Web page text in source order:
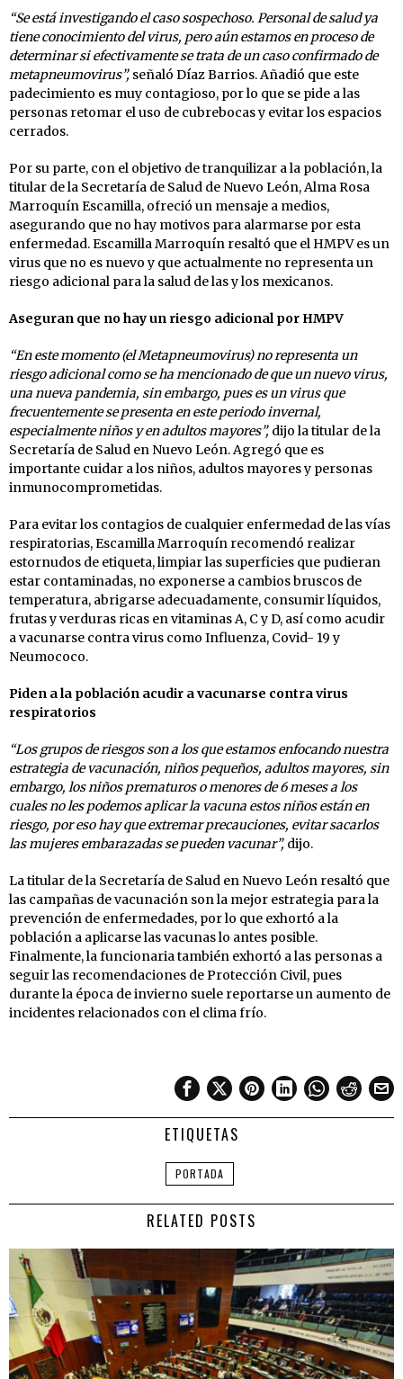
“Se está investigando el caso sospechoso. Personal de salud ya
tiene conocimiento del virus, pero aún estamos en proceso de
determinar si efectivamente se trata de un caso confirmado de
metapneumovirus”, señaló Díaz Barrios. Añadió que este
padecimiento es muy contagioso, por lo que se pide a las
personas retomar el uso de cubrebocas y evitar los espacios
cerrados.
Por su parte, con el objetivo de tranquilizar a la población, la
titular de la Secretaría de Salud de Nuevo León, Alma Rosa
Marroquín Escamilla, ofreció un mensaje a medios,
asegurando que no hay motivos para alarmarse por esta
enfermedad. Escamilla Marroquín resaltó que el HMPV es un
virus que no es nuevo y que actualmente no representa un
riesgo adicional para la salud de las y los mexicanos.
Aseguran que no hay un riesgo adicional por HMPV
“En este momento (el Metapneumovirus) no representa un
riesgo adicional como se ha mencionado de que un nuevo virus,
una nueva pandemia, sin embargo, pues es un virus que
frecuentemente se presenta en este periodo invernal,
especialmente niños y en adultos mayores”, dijo la titular de la
Secretaría de Salud en Nuevo León. Agregó que es
importante cuidar a los niños, adultos mayores y personas
inmunocomprometidas.
Para evitar los contagios de cualquier enfermedad de las vías
respiratorias, Escamilla Marroquín recomendó realizar
estornudos de etiqueta, limpiar las superficies que pudieran
estar contaminadas, no exponerse a cambios bruscos de
temperatura, abrigarse adecuadamente, consumir líquidos,
frutas y verduras ricas en vitaminas A, C y D, así como acudir
a vacunarse contra virus como Influenza, Covid- 19 y
Neumococo.
Piden a la población acudir a vacunarse contra virus
respiratorios
“Los grupos de riesgos son a los que estamos enfocando nuestra
estrategia de vacunación, niños pequeños, adultos mayores, sin
embargo, los niños prematuros o menores de 6 meses a los
cuales no les podemos aplicar la vacuna estos niños están en
riesgo, por eso hay que extremar precauciones, evitar sacarlos
las mujeres embarazadas se pueden vacunar”, dijo.
La titular de la Secretaría de Salud en Nuevo León resaltó que
las campañas de vacunación son la mejor estrategia para la
prevención de enfermedades, por lo que exhortó a la
población a aplicarse las vacunas lo antes posible.
Finalmente, la funcionaria también exhortó a las personas a
seguir las recomendaciones de Protección Civil, pues
durante la época de invierno suele reportarse un aumento de
incidentes relacionados con el clima frío.
ETIQUETAS
PORTADA
RELATED POSTS